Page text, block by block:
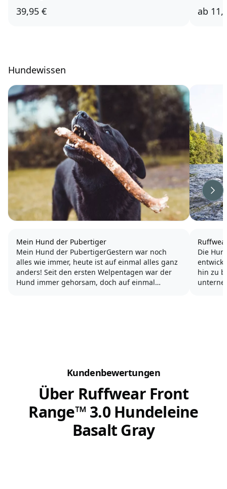
39,95 € ab
Hundewissen
Mein Hund der Pubertiger
Mein Hund der PubertigerGestern war noch
alles wie immer, heute ist auf einmal alles ganz
anders! Seit den ersten Welpentagen war der
Hund immer gehorsam, doch auf einmal
Die
hin zu
Kundenbewertungen
Über Ruffwear Front
Range™ 3.0 Hundeleine
Basalt Gray